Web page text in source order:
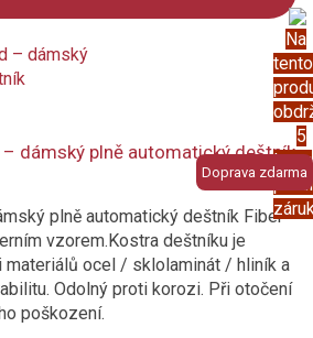
Na
tento
5
letou
Doprava zdarma
dámský plně automatický deštník
plně automatický deštník Fiber
vzorem.Kostra deštníku je
materiálů ocel / sklolaminát / hliník a
Odolný proti korozi. Při otočení
poškození.